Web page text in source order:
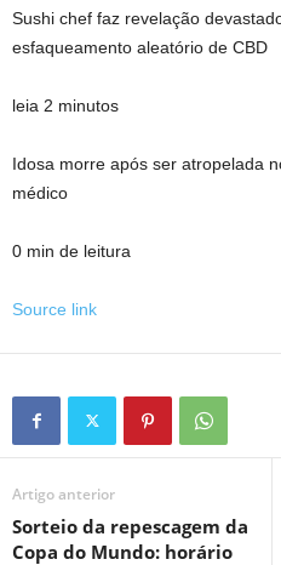
Sushi chef faz revelação
esfaqueamento aleatório de CBD
leia 2 minutos
Idosa morre após ser atropelada
médico
0 min de leitura
Source link
Artigo anterior
Sorteio da repescagem da
Copa do Mundo: horário